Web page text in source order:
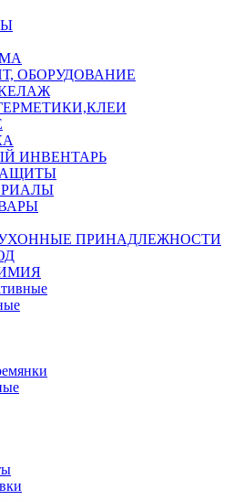
ОБОРУДОВАНИЕ
ИНВЕНТАРЬ
ПРИНАДЛЕЖНОСТИ